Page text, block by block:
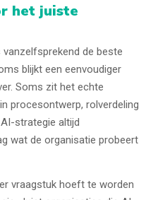
het juiste
de beste
blijkt een eenvoudiger
Soms zit het echte
procesontwerp, rolverdeling
strategie altijd
wat de organisatie probeert
vraagstuk hoeft te worden